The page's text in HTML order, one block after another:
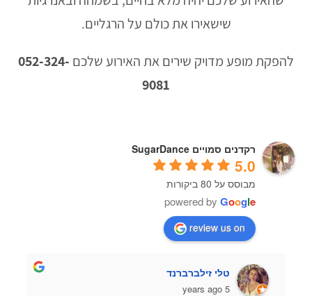
שישאירו את כולם על הרגליים.
להפקת מופע מדויק שירים את האירוע שלכם 052-324-
9081
רקדנים סמויים SugarDance
5.0
מבוסס על 80 ביקורות
powered by Google
review us on
טלי זילברברנד
5 years ago